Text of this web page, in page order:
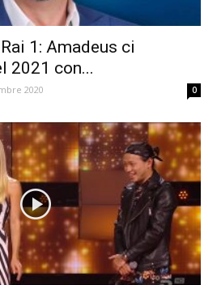
1: Amadeus ci
2021 con...
2020 0